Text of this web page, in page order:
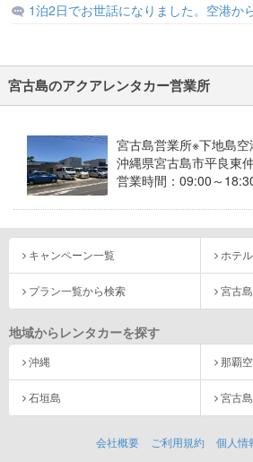
1泊2日でお世話になりました。空港から営業所までの送迎も電話で丁寧に案内して頂き、安心感がありました。 価格も
宮古島のアクアレンタカー営業所
宮古島営業所※下地島
沖縄県宮古島市平良東
営業時間：09:00～
キャンペーン一覧 ホテ
プラン一覧から検索 宮古
地域からレンタカーを探す
沖縄 那覇
石垣島 宮古島
会社概要 ご利用規約 個人情